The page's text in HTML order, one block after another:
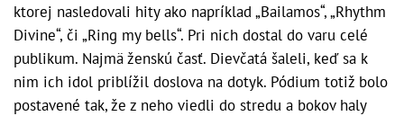
ktorej nasledovali hity ako napríklad „Bailamos“, „Rhythm
Divine“, či „Ring my bells“. Pri nich dostal do varu celé
publikum. Najmä ženskú časť. Dievčatá šaleli, keď sa k
nim ich idol priblížil doslova na dotyk. Pódium totiž bolo
postavené tak, že z neho viedli do stredu a bokov haly